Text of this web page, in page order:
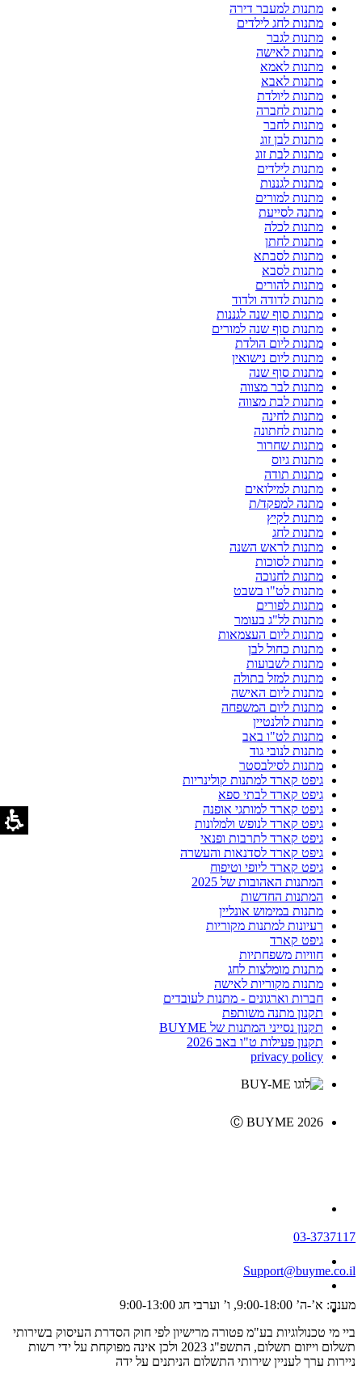
מתנות למעבר דירה
מתנות לחג לילדים
מתנות לגבר
מתנות לאישה
מתנות לאמא
מתנות לאבא
מתנות ליולדת
מתנות לחברה
מתנות לחבר
מתנות לבן זוג
מתנות לבת זוג
מתנות לילדים
מתנות לגננות
מתנות למורים
מתנה לסייעת
מתנות לכלה
מתנות לחתן
מתנות לסבתא
מתנות לסבא
מתנות להורים
מתנות לדודה ולדוד
מתנות סוף שנה לגננות
מתנות סוף שנה למורים
מתנות ליום הולדת
מתנות ליום נישואין
מתנות סוף שנה
מתנות לבר מצווה
מתנות לבת מצווה
מתנות לחינה
מתנות לחתונה
מתנות שחרור
מתנות גיוס
מתנות תודה
מתנות למילואים
מתנה למפקד/ת
מתנות לקיץ
מתנות לחג
מתנות לראש השנה
מתנות לסוכות
מתנות לחנוכה
מתנות לט"ו בשבט
מתנות לפורים
מתנות לל"ג בעומר
מתנות ליום העצמאות
מתנות כחול לבן
מתנות לשבועות
מתנות למזל בתולה
מתנות ליום האישה
מתנות ליום המשפחה
מתנות לולנטיין
מתנות לט"ו באב
מתנות לנובי גוד
מתנות לסילבסטר
גיפט קארד למתנות קולינריות
גיפט קארד לבתי ספא
גיפט קארד למותגי אופנה
גיפט קארד לנופש ולמלונות
גיפט קארד לתרבות ופנאי
גיפט קארד לסדנאות והעשרה
גיפט קארד ליופי וטיפוח
המתנות האהובות של 2025
המתנות החדשות
מתנות במימוש אונליין
רעיונות למתנות מקוריות
גיפט קארד
חוויות משפחתיות
מתנות מומלצות לחג
מתנות מקוריות לאישה
חברות וארגונים - מתנות לעובדים
תקנון מתנה משותפת
תקנון נסייני המתנות של BUYME
תקנון פעילות ט"ו באב 2026
privacy policy
Ⓒ BUYME 2026
03-3737117
Support@buyme.co.il
מענה: א’-ה’ 9:00-18:00, ו’ וערבי חג 9:00-13:00
ביי מי טכנולוגיות בע"מ פטורה מרישיון לפי חוק הסדרת העיסוק בשירותי
תשלום וייזום תשלום, התשפ"ג 2023 ולכן אינה מפוקחת על ידי רשות
ניירות ערך לעניין שירותי התשלום הניתנים על ידה